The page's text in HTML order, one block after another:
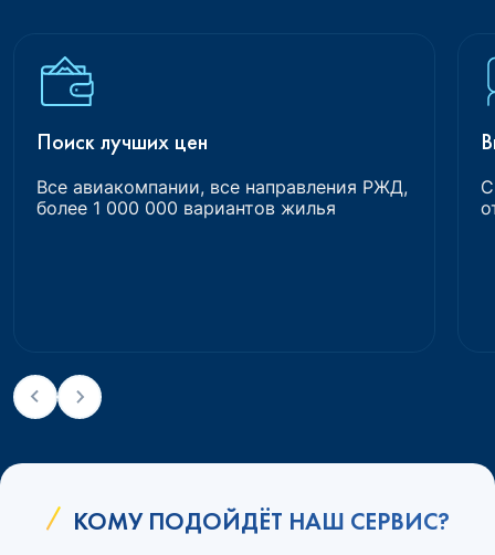
Поиск лучших цен
Все авиакомпании, все направления РЖД,
более 1 000 000 вариантов жилья
КОМУ ПОДОЙДЁТ НАШ СЕРВИС?